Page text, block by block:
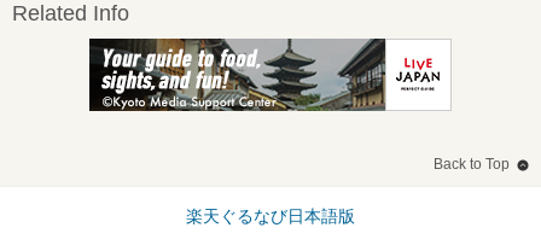
Related Info
Back to Top
楽天ぐるなび日本語版